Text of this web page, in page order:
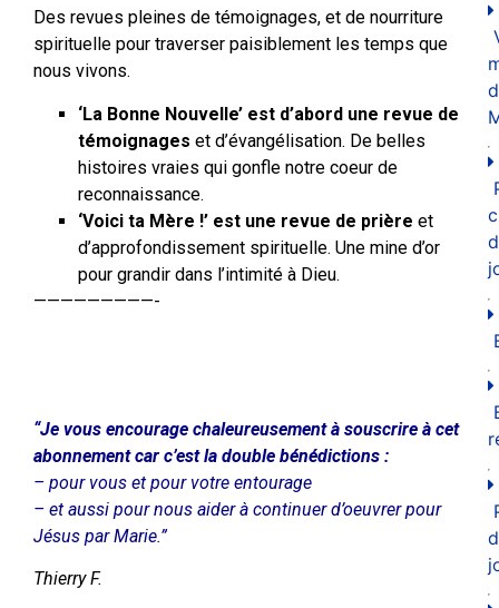
Des revues pleines de témoignages, et de nourriture
spirituelle pour traverser paisiblement les temps que
nous vivons.
‘La Bonne Nouvelle’ est d’abord une revue de
témoignages et d’évangélisation. De belles
histoires vraies qui gonfle notre coeur de
reconnaissance.
‘Voici ta Mère !’ est une revue de prière et
d’approfondissement spirituelle. Une mine d’or
pour grandir dans l’intimité à Dieu.
—————————-
“Je vous encourage chaleureusement à souscrire à cet
abonnement car c’est la double bénédictions :
– pour vous et pour votre entourage
– et aussi pour nous aider à continuer d’oeuvrer pour
Jésus par Marie.”
Thierry F.